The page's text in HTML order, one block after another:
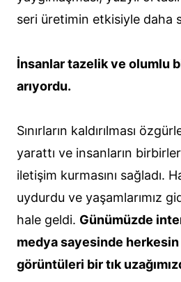
seri üretimin etkisiyle daha
İnsanlar tazelik ve olumlu
arıyordu.
Sınırların kaldırılması
yarattı ve insanların
iletişim kurmasını sağladı.
uydurdu ve yaşamlarımız
hale geldi. Günümüzde
medya sayesinde
görüntüleri bir tık